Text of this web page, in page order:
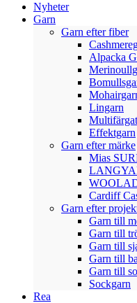
Nyheter
Garn
Garn efter fiber
Alpacka
Lingarn
Effektgarn
Garn efter märke
Mias
Cardiff
Garn efter
Garn till
Garn till
Garn till
Garn till
Garn till
Sockgarn
Rea